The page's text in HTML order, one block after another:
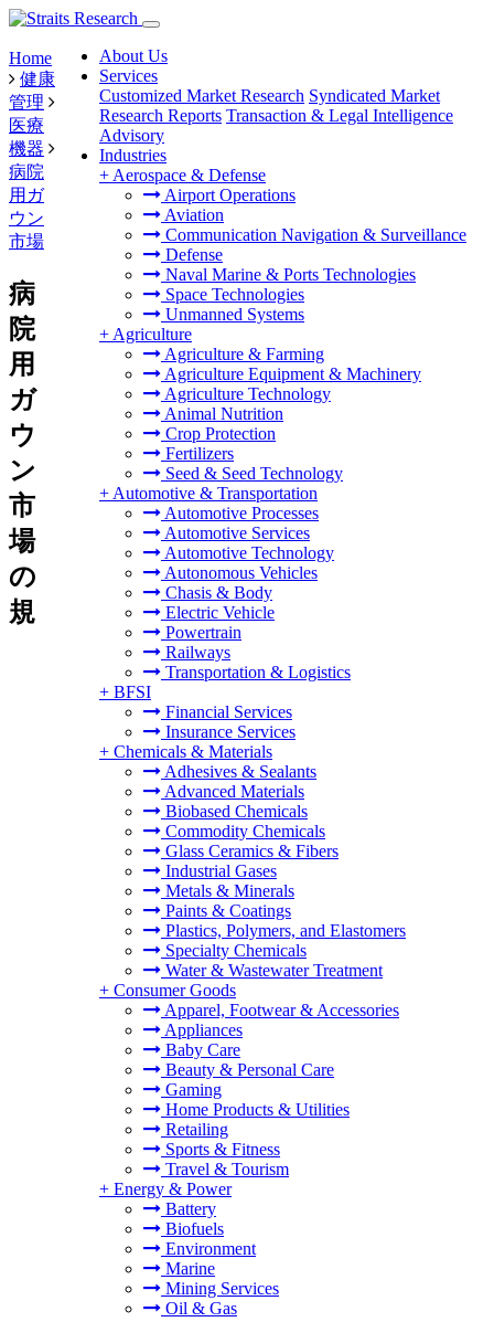
About Us
Services
Customized Market Research Syndicated Market
Research Reports Transaction & Legal Intelligence
Advisory
Industries
+ Aerospace & Defense
Airport Operations
Aviation
Communication Navigation & Surveillance
Defense
Naval Marine & Ports Technologies
Space Technologies
Unmanned Systems
+ Agriculture
Agriculture & Farming
Agriculture Equipment & Machinery
Agriculture Technology
Animal Nutrition
Crop Protection
Fertilizers
Seed & Seed Technology
+ Automotive & Transportation
Automotive Processes
Automotive Services
Automotive Technology
Autonomous Vehicles
Chasis & Body
Electric Vehicle
Powertrain
Railways
Transportation & Logistics
+ BFSI
Financial Services
Insurance Services
+ Chemicals & Materials
Adhesives & Sealants
Advanced Materials
Biobased Chemicals
Commodity Chemicals
Glass Ceramics & Fibers
Industrial Gases
Metals & Minerals
Paints & Coatings
Plastics, Polymers, and Elastomers
Specialty Chemicals
Water & Wastewater Treatment
+ Consumer Goods
Apparel, Footwear & Accessories
Appliances
Baby Care
Beauty & Personal Care
Gaming
Home Products & Utilities
Retailing
Sports & Fitness
Travel & Tourism
+ Energy & Power
Battery
Biofuels
Environment
Marine
Mining Services
Oil & Gas
Home
健康
管理
医療
機器
病院
用ガ
ウン
市場
病
院
用
ガ
ウ
ン
市
場
の
規